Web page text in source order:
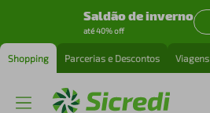
Saldão de inverno
até 40% off
Shopping Parcerias e Descontos Viagens